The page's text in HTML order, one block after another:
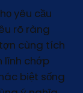
yêu cầu
rõ ràng
cùng tích
lĩnh chớp
biệt sống